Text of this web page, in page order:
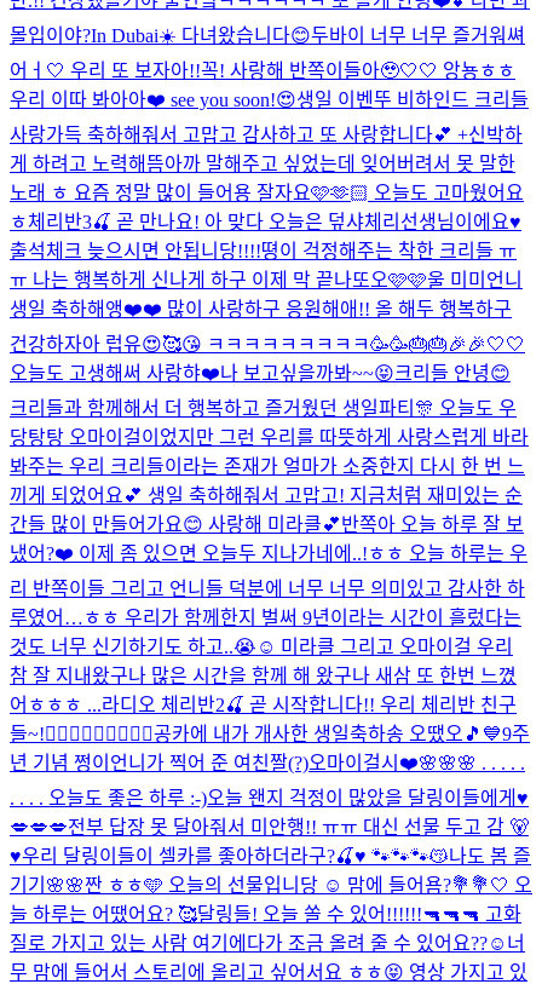
몰입이야?In Dubai☀️ 다녀왔습니다😊두바이 너무 너무 즐거워쎠
어ㅓ🤍 우리 또 보자아!!꼭! 사랑해 반쪽이들아🥹🤍🤍 앙뇽ㅎㅎ
우리 이따 봐아아❤️ see you soon!😍생일 이벤뚜 비하인드 크리들
사랑가득 축하해줘서 고맙고 감사하고 또 사랑합니다💕 +신박하
게 하려고 노력해뜸아까 말해주고 싶었는데 잊어버려서 못 말한
노래 ㅎ 요즘 정말 많이 들어용 잘자요🩷🫶🏻 오늘도 고마웠어요
ㅎ체리반3🍒 곧 만나요! 아 맞다 오늘은 덮샤체리선생님이에요♥️
출석체크 늦으시면 안됩니당!!!!뗭이 걱정해주는 착한 크리들 ㅠ
ㅠ 나는 행복하게 신나게 하구 이제 막 끝나또오🩷🩷울 미미언니
생일 축하해앵❤️❤️ 많이 사랑하구 응원해애!! 올 해두 행복하구
건강하자아 럽유😍🥰😘 ㅋㅋㅋㅋㅋㅋㅋㅋㅋ🥳🥳🎂🎂🎉🎉🤍🤍
오늘도 고생해써 사랑햐❤️나 보고싶을까봐~~😝크리들 안녕😊
크리들과 함께해서 더 행복하고 즐거웠던 생일파티🎊 오늘도 우
당탕탕 오마이걸이었지만 그런 우리를 따뜻하게 사랑스럽게 바라
봐주는 우리 크리들이라는 존재가 얼마가 소중한지 다시 한 번 느
끼게 되었어요💕 생일 축하해줘서 고맙고! 지금처럼 재미있는 순
간들 많이 만들어가요😊 사랑해 미라클💕반쪽아 오늘 하루 잘 보
냈어?❤️ 이제 좀 있으면 오늘두 지나가네에..!ㅎㅎ 오늘 하루는 우
리 반쪽이들 그리고 언니들 덕분에 너무 너무 의미있고 감사한 하
루였어…ㅎㅎ 우리가 함께한지 벌써 9년이라는 시간이 흘렀다는
것도 너무 신기하기도 하고..😭☺️ 미라클 그리고 오마이걸 우리
참 잘 지내왔구나 많은 시간을 함께 해 왔구나 새삼 또 한번 느꼈
어ㅎㅎㅎ ...라디오 체리반2🍒 곧 시작합니다!! 우리 체리반 친구
들~!🙋🏻‍♀️🙋🏻‍♀️🙋🏻‍♀️공카에 내가 개사한 생일축하송 오땠오🎵💙9주
년 기념 쩡이언니가 찍어 준 여친짤(?)오마이걸시❤️🌸🌸🌸 . . . . .
. . . . 오늘도 좋은 하루 :-)오늘 왠지 걱정이 많았을 달링이들에게♥️
💋💋💋전부 답장 못 달아줘서 미안행!! ㅠㅠ 대신 선물 두고 감 🐻
♥️우리 달링이들이 셀카를 좋아하더라구?🍒♥️ 🐾🐾🐾😽나도 봄 즐
기기🌸🌸짠 ㅎㅎ🩵 오늘의 선물입니당 ☺️ 맘에 들어욤?💐 💐🤍 오
늘 하루는 어땠어요? 🥰달링들! 오늘 쏠 수 있어!!!!!!🔫🔫🔫 고화
질로 가지고 있는 사람 여기에다가 조금 올려 줄 수 있어요??☺️너
무 맘에 들어서 스토리에 올리고 싶어서요 ㅎㅎ😝 영상 가지고 있